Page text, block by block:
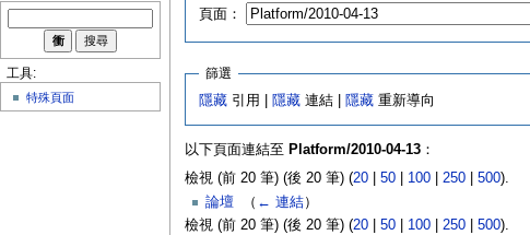
頁面：
篩選
隱藏 引用 | 隱藏 連結 | 隱藏 重新導向
以下頁面連結至 Platform/2010-04-13：
檢視 (前 20 筆) (後 20 筆) (20| 50| 100| 250| 500).
論壇
（ ← 連結）
檢視 (前 20 筆) (後 20 筆) (20| 50| 100| 250| 500).
工具:
特殊頁面